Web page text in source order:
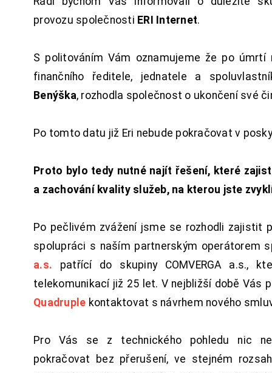
provozu společnosti ERI Internet.
S politováním Vám oznamujeme že po úmrtí
finančního ředitele, jednatele a
Benýška, rozhodla společnost o ukončení své
Po tomto datu již Eri nebude pokračovat v
Proto bylo tedy nutné najít řešení, které
a zachování kvality služeb, na kterou jste
Po pečlivém zvážení jsme se rozhodli zajistit
spolupráci s naším partnerským operátorem
a.s. patřící do skupiny COMVERGA a.s.,
telekomunikací již 25 let. V nejbližší době Vás
Quadruple kontaktovat s návrhem nového
Pro Vás se z technického pohledu nic
pokračovat bez přerušení, ve stejném